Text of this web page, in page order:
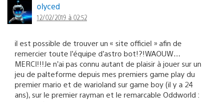
olyced
12/02/2019 à 02:52
il est possible de trouver un « site officiel » afin de
remercier toute l’équipe d’astro bot!?!WAOUW…
MERCI!!!Je n’ai pas connu autant de plaisir à jouer sur un
jeu de palteforme depuis mes premiers game play du
premier mario et de warioland sur game boy (il y a 24
ans), sur le premier rayman et le remarcable Oddworld :